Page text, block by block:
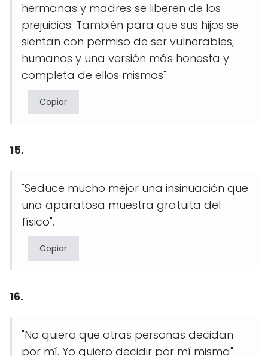
hermanas y madres se liberen de los
prejuicios. También para que sus hijos se
sientan con permiso de ser vulnerables,
humanos y una versión más honesta y
completa de ellos mismos".
Copiar
15.
"Seduce mucho mejor una insinuación que
una aparatosa muestra gratuita del
físico".
Copiar
16.
"No quiero que otras personas decidan
por mí. Yo quiero decidir por mí misma".